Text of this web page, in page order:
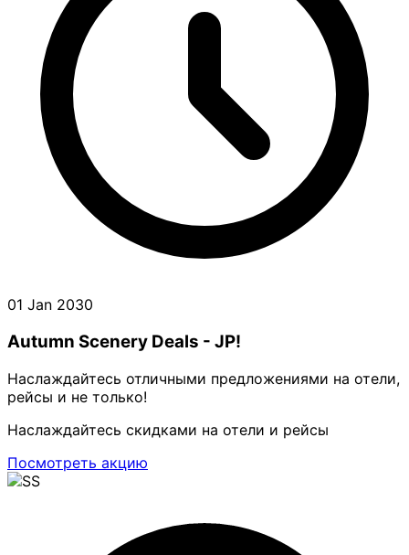
01 Jan 2030
Autumn Scenery Deals - JP!
Наслаждайтесь отличными предложениями на отели,
рейсы и не только!
Наслаждайтесь скидками на отели и рейсы
Посмотреть акцию